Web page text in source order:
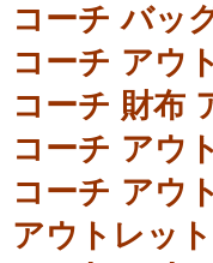
コーチ バッ
コーチ アウ
コーチ 財布
コーチ アウ
コーチ アウ
アウトレッ